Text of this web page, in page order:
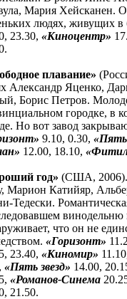
Мария Хейсканен.
людях, живущих
23.30, «Киноцентр»
плавание»
Александр Яценко,
Борис Петров.
городке, в
Но вот завод
9.10, 0.30, «Пять
12.00, 18.10,
год» (США, 2006).
Марион Катийяр,
Тедески.
что он не
«Горизонт»
23.40, «Киномир»
«Пять звезд» 14.00,
«Романов-Синема
21.50.